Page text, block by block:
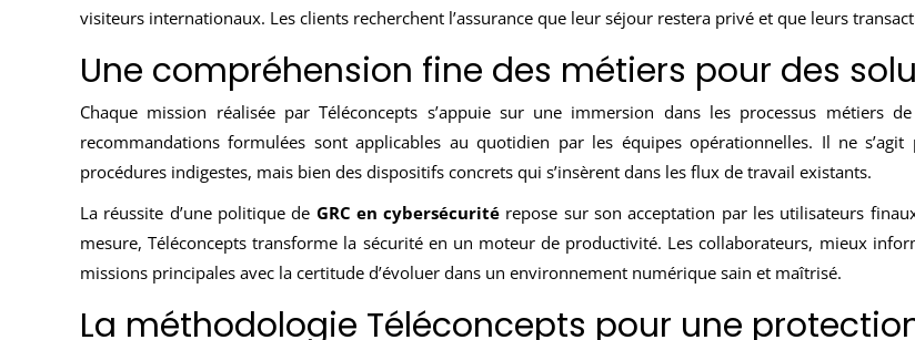
visiteurs internationaux. Les clients recherchent l’assurance que leur séjour restera privé et que leurs
Une compréhension fine des métiers pour des
Chaque mission réalisée par Téléconcepts s’appuie sur une immersion dans les processus métiers
recommandations formulées sont applicables au quotidien par les équipes opérationnelles. Il ne
procédures indigestes, mais bien des dispositifs concrets qui s’insèrent dans les flux de travail existants.
La réussite d’une politique de GRC en cybersécurité repose sur son acceptation par les utilisateurs
mesure, Téléconcepts transforme la sécurité en un moteur de productivité. Les collaborateurs, mieux
missions principales avec la certitude d’évoluer dans un environnement numérique sain et maîtrisé.
La méthodologie Téléconcepts pour une